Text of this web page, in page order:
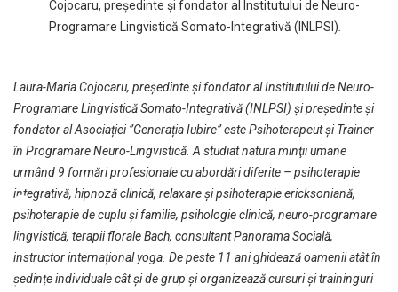
Cojocaru, președinte și fondator al Institutului de Neuro-
Programare Lingvistică Somato-Integrativă (INLPSI)
Laura-Maria Cojocaru, președinte și fondator al Institutului de Neuro-
Programare Lingvistică Somato-Integrativă (INLPSI) și președinte și
fondator al Asociației ”Generația Iubire” este Psihoterapeut şi Trainer
în Programare Neuro-Lingvistică. A studiat natura minţii umane
urmând 9 formări profesionale cu abordări diferite – psihoterapie
integrativă, hipnoză clinică, relaxare și psihoterapie ericksoniană,
psihoterapie de cuplu și familie, psihologie clinică, neuro-programare
lingvistică, terapii florale Bach, consultant Panorama Socială,
instructor internațional yoga. De peste 11 ani ghidează oamenii atât în
ședințe individuale cât și de grup și organizează cursuri şi traininguri